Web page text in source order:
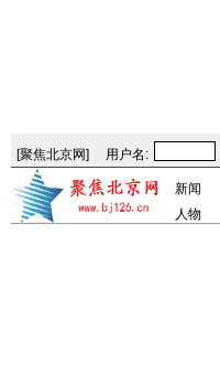
[聚焦北京网] 用户名:
新闻
人物